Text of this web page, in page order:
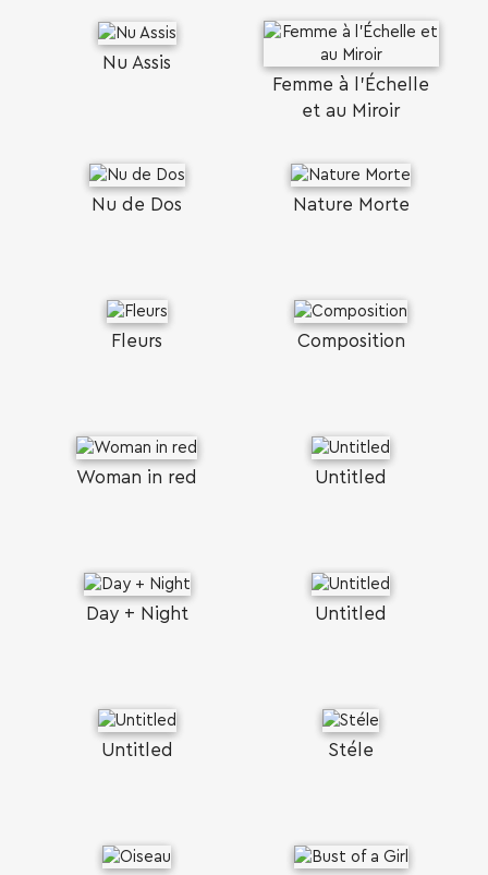
Nu Assis
Femme à l’Échelle
et au Miroir
Nu de Dos Nature Morte
Fleurs Composition
Woman in red Untitled
Day + Night Untitled
Untitled Stéle